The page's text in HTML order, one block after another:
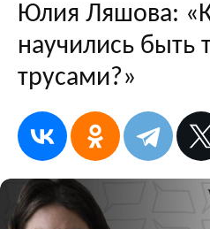
Юлия Ляшова:
научились быть
трусами?»